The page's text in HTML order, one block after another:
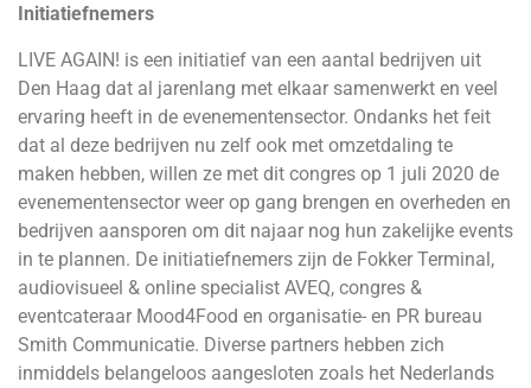
Initiatiefnemers
LIVE AGAIN! is een initiatief van een aantal bedrijven uit
Den Haag dat al jarenlang met elkaar samenwerkt en veel
ervaring heeft in de evenementensector. Ondanks het feit
dat al deze bedrijven nu zelf ook met omzetdaling te
maken hebben, willen ze met dit congres op 1 juli 2020 de
evenementensector weer op gang brengen en overheden en
bedrijven aansporen om dit najaar nog hun zakelijke events
in te plannen. De initiatiefnemers zijn de Fokker Terminal,
audiovisueel & online specialist AVEQ, congres &
eventcateraar Mood4Food en organisatie- en PR bureau
Smith Communicatie. Diverse partners hebben zich
inmiddels belangeloos aangesloten zoals het Nederlands